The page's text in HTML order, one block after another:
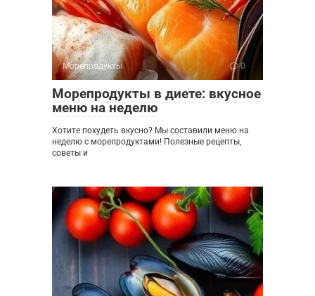
Морепродукты 0
Морепродукты в диете: вкусное
меню на неделю
Хотите похудеть вкусно? Мы составили меню на
неделю с морепродуктами! Полезные рецепты,
советы и